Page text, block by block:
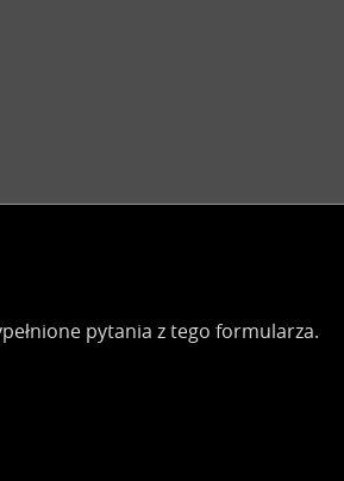
pytania z tego formularza.